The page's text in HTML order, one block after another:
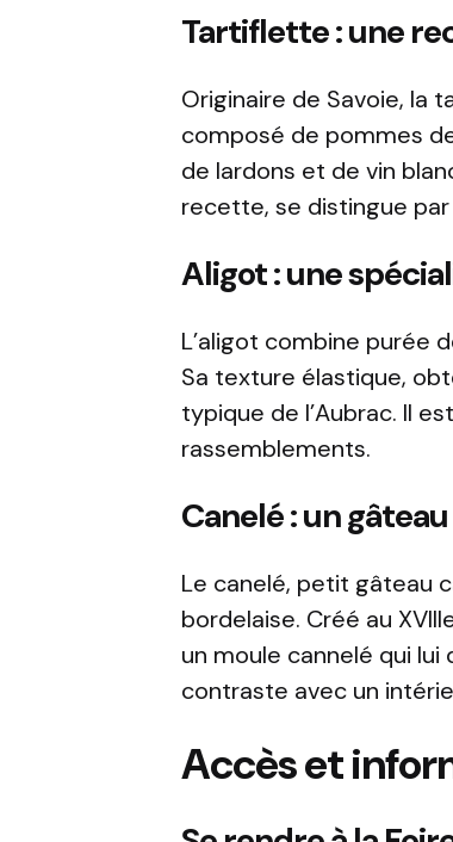
Tartiflette : une
Originaire de Savoie, la
composé de pommes
de lardons et de vin
recette, se distingue
Aligot : une
L’aligot combine purée
Sa texture élastique,
typique de l’Aubrac. Il
rassemblements.
Canelé : un
Le canelé, petit gâteau
bordelaise. Créé au
un moule cannelé qui
contraste avec un
Accès et